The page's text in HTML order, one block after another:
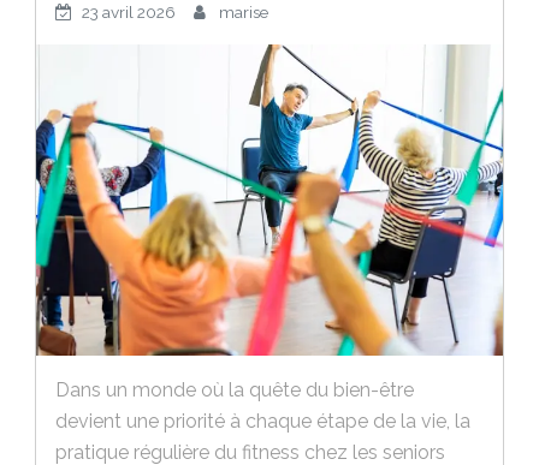
23 avril 2026 marise
Dans un monde où la quête du bien-être
devient une priorité à chaque étape de la vie, la
pratique régulière du fitness chez les seniors